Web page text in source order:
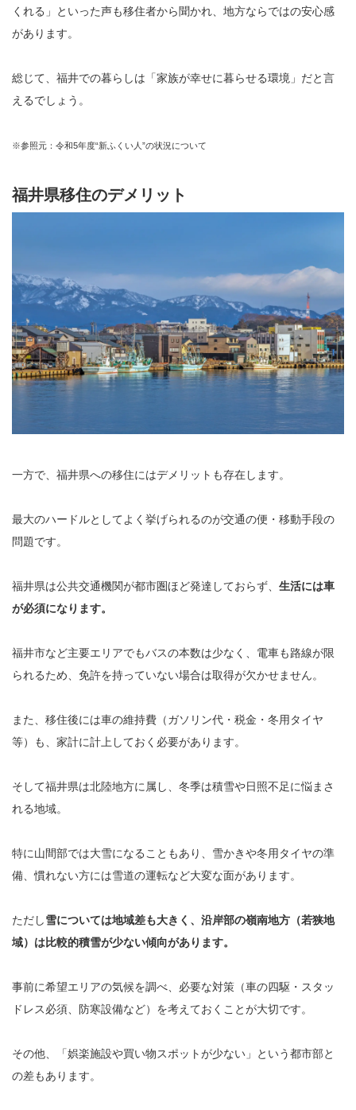
くれる」といった声も移住者から聞かれ、地方ならではの安心感
があります。
総じて、福井での暮らしは「家族が幸せに暮らせる環境」だと言
えるでしょう。
※参照元：令和5年度“新ふくい人”の状況について
福井県移住のデメリット
一方で、福井県への移住にはデメリットも存在します。
最大のハードルとしてよく挙げられるのが交通の便・移動手段の
問題です。
福井県は公共交通機関が都市圏ほど発達しておらず、 生活には車
が必須になります。
福井市など主要エリアでもバスの本数は少なく、電車も路線が限
られるため、免許を持っていない場合は取得が欠かせません。
また、移住後には車の維持費（ガソリン代・税金・冬用タイヤ
等）も、家計に計上しておく必要があります。
そして福井県は北陸地方に属し、冬季は積雪や日照不足に悩まさ
れる地域。
特に山間部では大雪になることもあり、雪かきや冬用タイヤの準
備、慣れない方には雪道の運転など大変な面があります。
ただし雪については地域差も大きく、沿岸部の嶺南地方（若狭地
域）は比較的積雪が少ない傾向があります。
事前に希望エリアの気候を調べ、必要な対策（車の四駆・スタッ
ドレス必須、防寒設備など）を考えておくことが大切です。
その他、「娯楽施設や買い物スポットが少ない」という都市部と
の差もあります。